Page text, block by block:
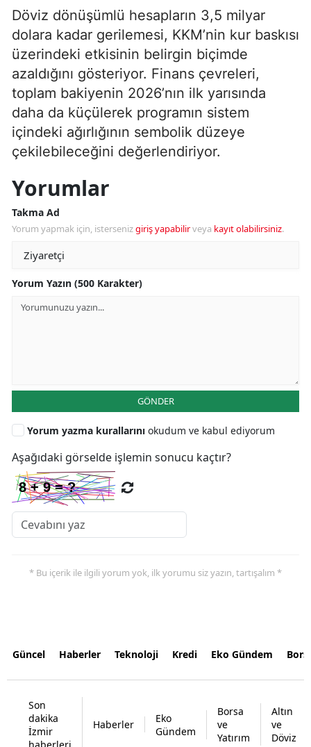
Döviz dönüşümlü hesapların 3,5 milyar
dolara kadar gerilemesi, KKM’nin kur baskısı
üzerindeki etkisinin belirgin biçimde
azaldığını gösteriyor. Finans çevreleri,
toplam bakiyenin 2026’nın ilk yarısında
daha da küçülerek programın sistem
içindeki ağırlığının sembolik düzeye
çekilebileceğini değerlendiriyor.
Yorumlar
Takma Ad
Yorum yapmak için, istersenizgiriş yapabilirveya kayıt olabilirsiniz.
Yorum Yazın (500 Karakter)
GÖNDER
Yorum yazma kurallarını okudum ve kabul ediyorum
Aşağıdaki görselde işlemin sonucu kaçtır?
* Bu içerik ile ilgili yorum yok, ilk yorumu siz yazın, tartışalım *
Güncel Haberler Teknoloji Kredi Eko Gündem
Son
dakika
İzmir
haberleri
Haberler
Eko
Gündem
Borsa
ve
Yatırım
Altın
ve
Döviz